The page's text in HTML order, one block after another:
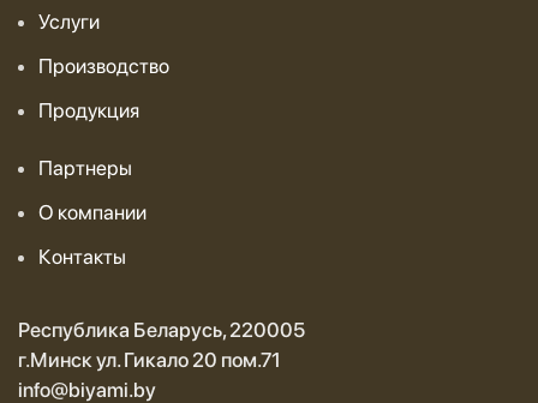
Услуги
Производство
Продукция
Партнеры
О компании
Контакты
Республика Беларусь, 220005
г.Минск ул. Гикало 20 пом.71
info@biyami.by